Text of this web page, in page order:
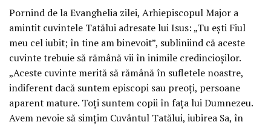
Pornind de la Evanghelia zilei, Arhiepiscopul Major a
amintit cuvintele Tatălui adresate lui Isus: „Tu ești Fiul
meu cel iubit; în tine am binevoit”, subliniind că aceste
cuvinte trebuie să rămână vii în inimile credincioșilor.
„Aceste cuvinte merită să rămână în sufletele noastre,
indiferent dacă suntem episcopi sau preoți, persoane
aparent mature. Toți suntem copii în fața lui Dumnezeu.
Avem nevoie să simțim Cuvântul Tatălui, iubirea Sa, în